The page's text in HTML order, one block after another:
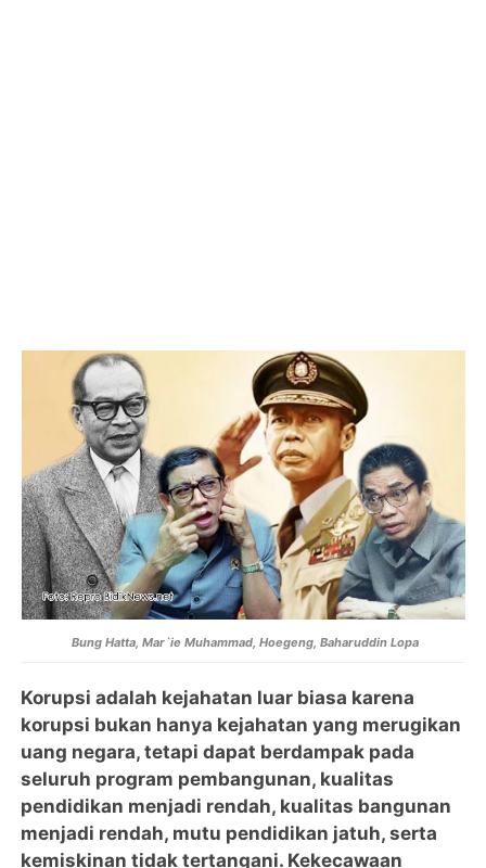
Bung Hatta, Mar`ie Muhammad, Hoegeng, Baharuddin Lopa
Korupsi adalah kejahatan luar biasa karena
korupsi bukan hanya kejahatan yang merugikan
uang negara, tetapi dapat berdampak pada
seluruh program pembangunan, kualitas
pendidikan menjadi rendah, kualitas bangunan
menjadi rendah, mutu pendidikan jatuh, serta
kemiskinan tidak tertangani. Kekecawaan